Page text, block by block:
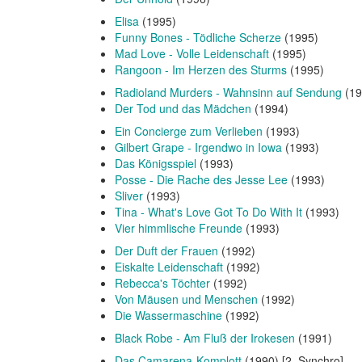
Elisa (1995)
Funny Bones - Tödliche Scherze (1995)
Mad Love - Volle Leidenschaft (1995)
Rangoon - Im Herzen des Sturms (1995)
Radioland Murders - Wahnsinn auf Sendung
Der Tod und das Mädchen (1994)
Ein Concierge zum Verlieben (1993)
Gilbert Grape - Irgendwo in Iowa (1993)
Das Königsspiel (1993)
Posse - Die Rache des Jesse Lee (1993)
Sliver (1993)
Tina - What's Love Got To Do With It (1993)
Vier himmlische Freunde (1993)
Der Duft der Frauen (1992)
Eiskalte Leidenschaft (1992)
Rebecca's Töchter (1992)
Von Mäusen und Menschen (1992)
Die Wassermaschine (1992)
Black Robe - Am Fluß der Irokesen (1991)